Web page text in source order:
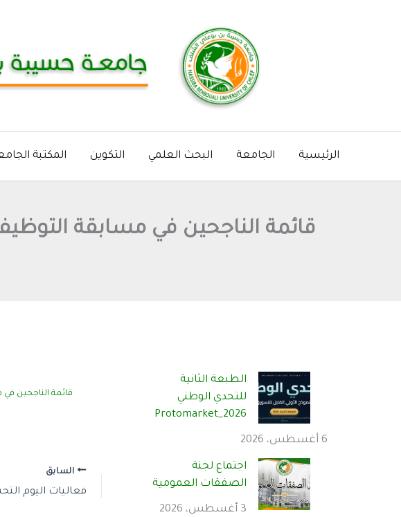
الرئيسية الجامعة البحث العلمي التكوين المكتبة
قائمة الناجحين في مسابقة التوظيف الداخلي لسنة 2024
الطبعة الثانية
للتحدي الوطني
Protomarket_2026
6 أغسطس، 2026
اجتماع لجنة
الصفقات العمومية
3 أغسطس، 2026
قائمة الناجحين في مسابقة
السابق